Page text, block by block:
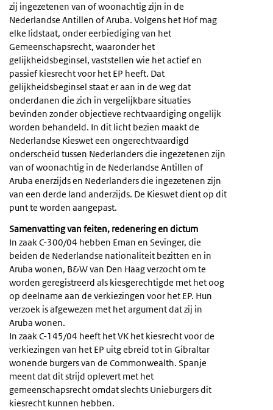
zij ingezetenen van of woonachtig zijn in de
Nederlandse Antillen of Aruba. Volgens het Hof mag
elke lidstaat, onder eerbiediging van het
Gemeenschapsrecht, waaronder het
gelijkheidsbeginsel, vaststellen wie het actief en
passief kiesrecht voor het EP heeft. Dat
gelijkheidsbeginsel staat er aan in de weg dat
onderdanen die zich in vergelijkbare situaties
bevinden zonder objectieve rechtvaardiging ongelijk
worden behandeld. In dit licht bezien maakt de
Nederlandse Kieswet een ongerechtvaardigd
onderscheid tussen Nederlanders die ingezetenen zijn
van of woonachtig in de Nederlandse Antillen of
Aruba enerzijds en Nederlanders die ingezetenen zijn
van een derde land anderzijds. De Kieswet dient op dit
punt te worden aangepast.
Samenvatting van feiten, redenering en dictum
In zaak C-300/04 hebben Eman en Sevinger, die
beiden de Nederlandse nationaliteit bezitten en in
Aruba wonen, B&W van Den Haag verzocht om te
worden geregistreerd als kiesgerechtigde met het oog
op deelname aan de verkiezingen voor het EP. Hun
verzoek is afgewezen met het argument dat zij in
Aruba wonen.
In zaak C-145/04 heeft het VK het kiesrecht voor de
verkiezingen van het EP uitg ebreid tot in Gibraltar
wonende burgers van de Commonwealth. Spanje
meent dat dit strijd oplevert met het
gemeenschapsrecht omdat slechts Unieburgers dit
kiesrecht kunnen hebben.